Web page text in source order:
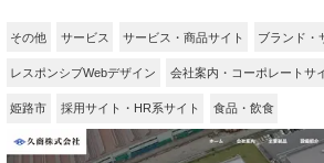
その他 サービス サービス・商品サイト ブランド・
レスポンシブWebデザイン 会社案内・コーポレートサ
姫路市 採用サイト・HR系サイト 食品・飲食